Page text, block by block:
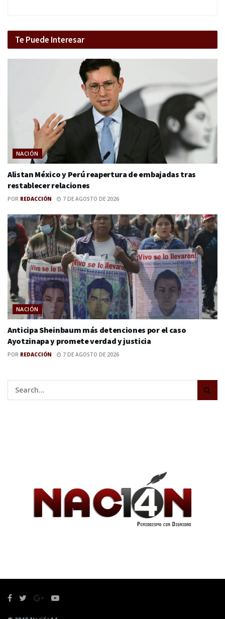
Te Puede Interesar
NACIÓN
Alistan México y Perú reapertura de embajadas tras
restablecer relaciones
POR REDACCIÓN 7 DE AGOSTO DE 2026
NACIÓN
Anticipa Sheinbaum más detenciones por el caso
Ayotzinapa y promete verdad y justicia
POR REDACCIÓN 7 DE AGOSTO DE 2026